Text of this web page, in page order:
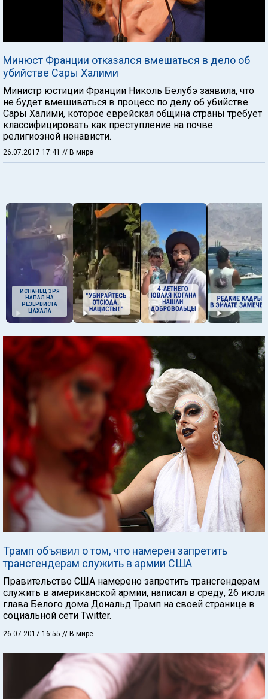
Минюст Франции отказался вмешаться в дело об
убийстве Сары Халими
Министр юстиции Франции Николь Белубэ заявила, что
не будет вмешиваться в процесс по делу об убийстве
Сары Халими, которое еврейская община страны требует
классифицировать как преступление на почве
религиозной ненависти.
26.07.2017 17:41 // В мире
ИСПАНЕЦ ЗРЯ
НАПАЛ НА
РЕЗЕРВИСТА
ЦАХАЛА
Трамп объявил о том, что намерен запретить
трансгендерам служить в армии США
Правительство США намерено запретить трансгендерам
служить в американской армии, написал в среду, 26 июля
глава Белого дома Дональд Трамп на своей странице в
социальной сети Twitter.
26.07.2017 16:55 // В мире